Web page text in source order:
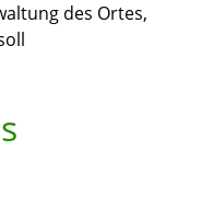
des Ortes,